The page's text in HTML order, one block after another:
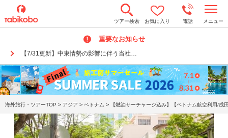
ツアー検索 お気に入り 電話 メニュー
重要なお知らせ
【7/31更新】中東情勢の影響に伴う当社…
o
n
a
v
i
g
a
t
i
o
n
海外旅行・ツアーTOP > アジア > ベトナム > 【燃油サーチャージ込み】【ベトナム航空利用/